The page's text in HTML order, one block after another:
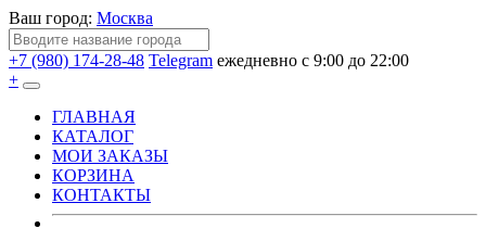
Ваш город: Москва
+7 (980) 174-28-48 Telegram ежедневно с 9:00 до 22:00
+
ГЛАВНАЯ
КАТАЛОГ
МОИ ЗАКАЗЫ
КОРЗИНА
КОНТАКТЫ